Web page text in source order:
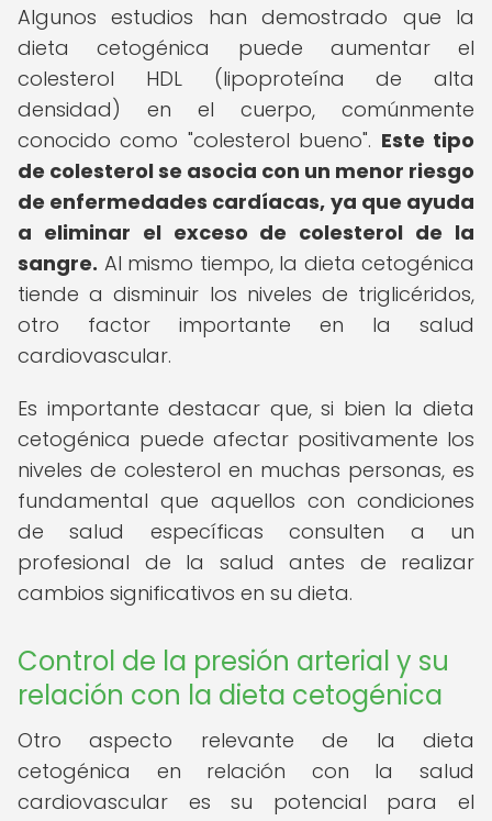
Algunos estudios han demostrado que la
dieta cetogénica puede aumentar el
colesterol HDL (lipoproteína de alta
densidad) en el cuerpo, comúnmente
conocido como "colesterol bueno". Este tipo
de colesterol se asocia con un menor riesgo
de enfermedades cardíacas, ya que ayuda
a eliminar el exceso de colesterol de la
sangre. Al mismo tiempo, la dieta cetogénica
tiende a disminuir los niveles de triglicéridos,
otro factor importante en la salud
cardiovascular.
Es importante destacar que, si bien la dieta
cetogénica puede afectar positivamente los
niveles de colesterol en muchas personas, es
fundamental que aquellos con condiciones
de salud específicas consulten a un
profesional de la salud antes de realizar
cambios significativos en su dieta.
Control de la presión arterial y su
relación con la dieta cetogénica
Otro aspecto relevante de la dieta
cetogénica en relación con la salud
cardiovascular es su potencial para el